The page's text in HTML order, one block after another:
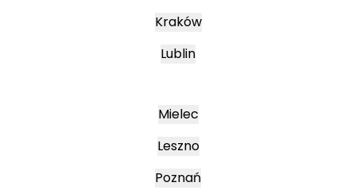
Kraków
Lublin
Mielec
Leszno
Poznań